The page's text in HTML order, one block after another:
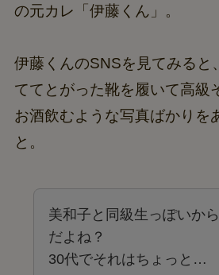
の元カレ「伊藤くん」。
伊藤くんのSNSを見てみると
ててとがった靴を履いて高級
お酒飲むような写真ばかりを
と。
美和子と同級生っぽいか
だよね？
30代でそれはちょっと…